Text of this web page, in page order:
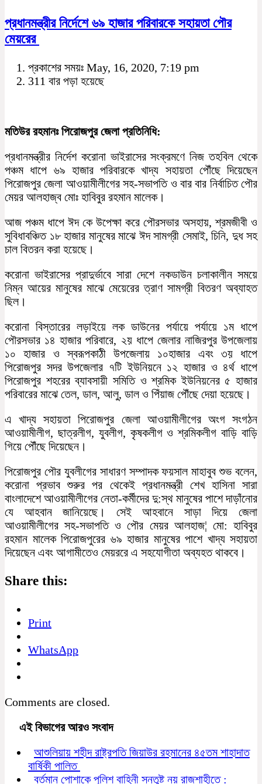
প্রধানমন্ত্রীর নির্দেশে ৬৯ হাজার পরিবারকে সহায়তা পৌর
মেয়রের
প্রকাশের সময়ঃ May, 16, 2020, 7:19 pm
311 বার পড়া হয়েছে
মতিউর রহমানঃ পিরোজপুর জেলা প্রতিনিধি:
প্রধানমন্ত্রীর নির্দেশ করোনা ভাইরাসের সংক্রমণে নিজ তহবিল থেকে
পঞ্চম ধাপে ৬৯ হাজার পরিবারকে খাদ্য সহায়তা পৌঁছে দিয়েছেন
পিরোজপুর জেলা আওয়ামীলীগের সহ-সভাপতি ও বার বার নির্বাচিত পৌর
মেয়র আলহাজ্ব মোঃ হাবিবুর রহমান মালেক।
আজ পঞ্চম ধাপে ঈদ কে উপেক্ষা করে পৌরসভার অসহায়, শ্রমজীবী ও
সুবিধাবঞ্চিত ১৮ হাজার মানুষের মাঝে ঈদ সামগ্রী সেমাই, চিনি, দুধ সহ
চাল বিতরন করা হয়েছে।
করোনা ভাইরাসের প্রাদুর্ভাবে সারা দেশে নকডাউন চলাকালীন সময়ে
নিম্ন আয়ের মানুষের মাঝে মেয়েরের ত্রাণ সামগ্রী বিতরণ অব্যাহত
ছিল।
করোনা বিস্তারের লড়াইয়ে লক ডাউনের পর্যায়ে পর্যায়ে ১ম ধাপে
পৌরসভার ১৪ হাজার পরিবারে, ২য় ধাপে জেলার নাজিরপুর উপজেলায়
১০ হাজার ও স্বরূপকাঠী উপজেলায় ১০হাজার এবং ৩য় ধাপে
পিরোজপুর সদর উপজেলার ৭টি ইউনিয়নে ১২ হাজার ও ৪র্থ ধাপে
পিরোজপুর শহরের ব্যাবসায়ী সমিতি ও শ্রমিক ইউনিয়নের ৫ হাজার
পরিবারের মাঝে তেল, ডাল, আলু, ডাল ও পিঁয়াজ পৌঁছে দেয়া হয়েছে।
এ খাদ্য সহায়তা পিরোজপুর জেলা আওয়ামীলীগের অংগ সংগঠন
আওয়ামীলীগ, ছাত্রলীগ, যুবলীগ, কৃষকলীগ ও শ্রমিকলীগ বাড়ি বাড়ি
গিয়ে পৌঁছে দিয়েছেন।
পিরোজপুর পৌর যুবলীগের সাধারণ সম্পাদক ফয়সাল মাহাবুব শুভ বলেন,
করোনা প্রভাব শুরুর পর থেকেই প্রধানমন্ত্রী শেখ হাসিনা সারা
বাংলাদেশে আওয়ামীলীগের নেতা-কর্মীদের দু:স্থ মানুষের পাশে দাড়াঁনোর
যে আহবান জানিয়েছে। সেই আহবানে সাড়া দিয়ে জেলা
আওয়ামীলীগের সহ-সভাপতি ও পৌর মেয়র আলহাজ¦ মো: হাবিবুর
রহমান মালেক পিরোজপুরের ৬৯ হাজার মানুষের পাশে খাদ্য সহায়তা
দিয়েছেন এবং আগামীতেও মেয়ররে এ সহযোগীতা অব্যহত থাকবে।
Share this:
Print
WhatsApp
Comments are closed.
এই বিভাগের আরও সংবাদ
আশুলিয়ায় শহীদ রাষ্ট্রপতি জিয়াউর রহমানের ৪৫তম শাহাদাত
বার্ষিকী পালিত
বর্তমান পোশাকে পুলিশ বাহিনী সন্তুষ্ট নয় রাজশাহীতে :